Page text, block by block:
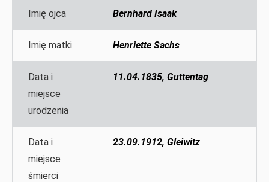
Imię ojca Bernhard Isaak
Imię matki Henriette Sachs
Data i
miejsce
urodzenia
11.04.1835, Guttentag
Data i
miejsce
śmierci
23.09.1912, Gleiwitz